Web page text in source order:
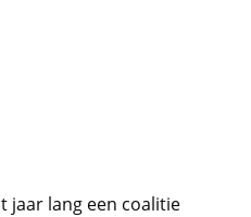
jaar lang een coalitie